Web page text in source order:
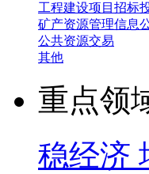
工程建设项目招标
矿产资源管理信息
公共资源交易
其他
重点领
稳经济